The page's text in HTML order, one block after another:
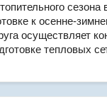
сезона
к осенне-
осуществляет
тепловых